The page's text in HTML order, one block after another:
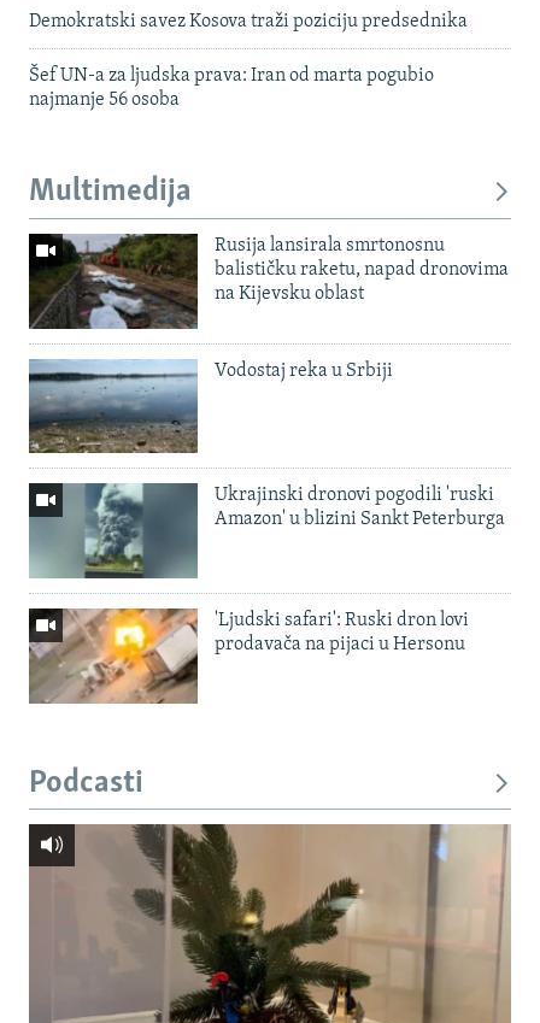
Demokratski savez Kosova traži poziciju predsednika
Šef UN-a za ljudska prava: Iran od marta pogubio
najmanje 56 osoba
Multimedija
Rusija lansirala smrtonosnu
balističku raketu, napad dronovima
na Kijevsku oblast
Vodostaj reka u Srbiji
Ukrajinski dronovi pogodili 'ruski
Amazon' u blizini Sankt Peterburga
'Ljudski safari': Ruski dron lovi
prodavača na pijaci u Hersonu
Podcasti